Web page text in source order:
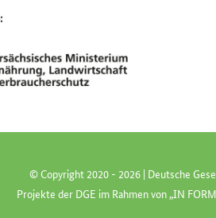
© Copyright 2020 - 2026 | Deutsche
Projekte der DGE im Rahmen von „IN FORM